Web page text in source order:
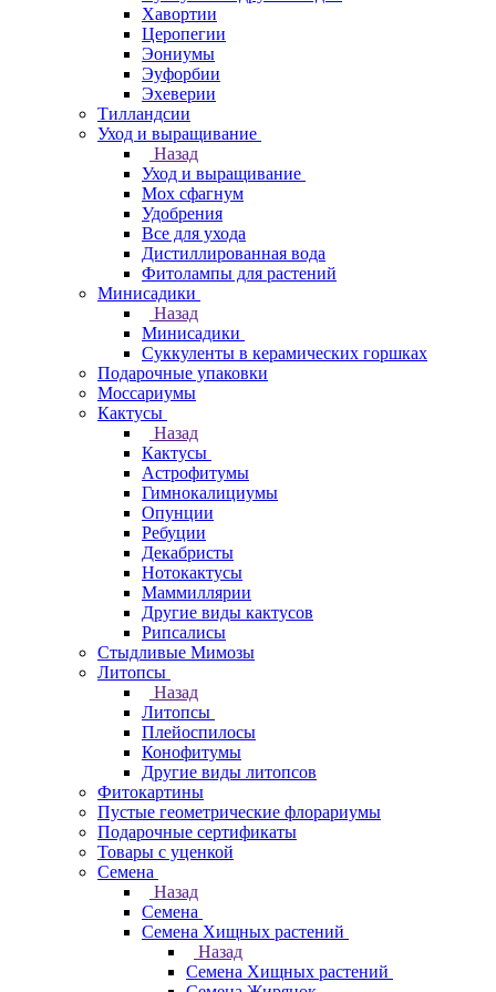
Хавортии
Церопегии
Эониумы
Эуфорбии
Эхеверии
Тилландсии
Уход и выращивание
Назад
Уход и выращивание
Мох сфагнум
Удобрения
Все для ухода
Дистиллированная вода
Фитолампы для растений
Минисадики
Назад
Минисадики
Суккуленты в керамических горшках
Подарочные упаковки
Моссариумы
Кактусы
Назад
Кактусы
Астрофитумы
Гимнокалициумы
Опунции
Ребуции
Декабристы
Нотокактусы
Маммиллярии
Другие виды кактусов
Рипсалисы
Стыдливые Мимозы
Литопсы
Назад
Литопсы
Плейоспилосы
Конофитумы
Другие виды литопсов
Фитокартины
Пустые геометрические флорариумы
Подарочные сертификаты
Товары с уценкой
Семена
Назад
Семена
Семена Хищных растений
Назад
Семена Хищных растений